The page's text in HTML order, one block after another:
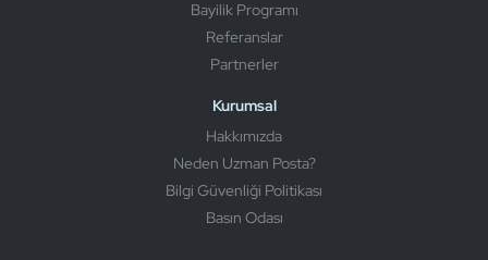
Bayilik Programı
Referanslar
Partnerler
Kurumsal
Hakkımızda
Neden Uzman Posta?
Bilgi Güvenliği Politikası
Basın Odası